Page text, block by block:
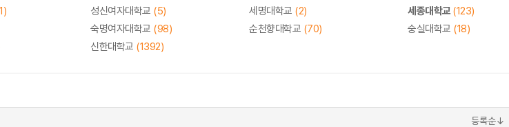
성신여자대학교 (5) 세명대학교 (2) 세종대학교(123)
숙명여자대학교 (98) 순천향대학교 (70) 숭실대학교 (18)
신한대학교 (1392)
등록순↓